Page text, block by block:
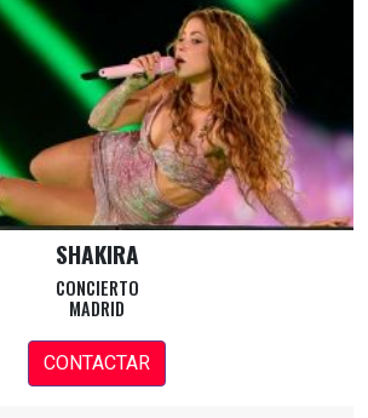
SHAKIRA
CONCIERTO
MADRID
CONTACTAR